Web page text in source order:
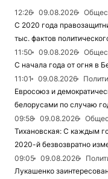
12:26 09.08.2026
С 2020 года
тыс. фактов
11:50
09.08.2026
С начала года от огня в
11:01
09.08.2026
Евросоюз и
белорусами по случаю
09:58
09.08.2026
Тихановская: С каждым
2020-й безвозвратно
09:05
09.08.2026
Лукашенко